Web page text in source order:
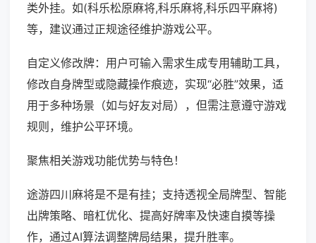
类外挂。如(科乐松原麻将,科乐麻将,科乐四平麻将)
等，建议通过正规途径维护游戏公平。
自定义修改牌：用户可输入需求生成专用辅助工具，
修改自身牌型或隐藏操作痕迹，实现“必胜”效果，适
用于多种场景（如与好友对局），但需注意遵守游戏
规则，维护公平环境。
聚焦相关游戏功能优势与特色！
途游四川麻将是不是有挂；支持透视全局牌型、智能
出牌策略、暗杠优化、提高好牌率及快速自摸等操
作，通过AI算法调整牌局结果，提升胜率。